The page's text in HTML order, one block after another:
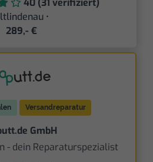
40 (31 verifiziert)
•
289,- €
Versandreparatur
GmbH
- dein Reparaturspezialist